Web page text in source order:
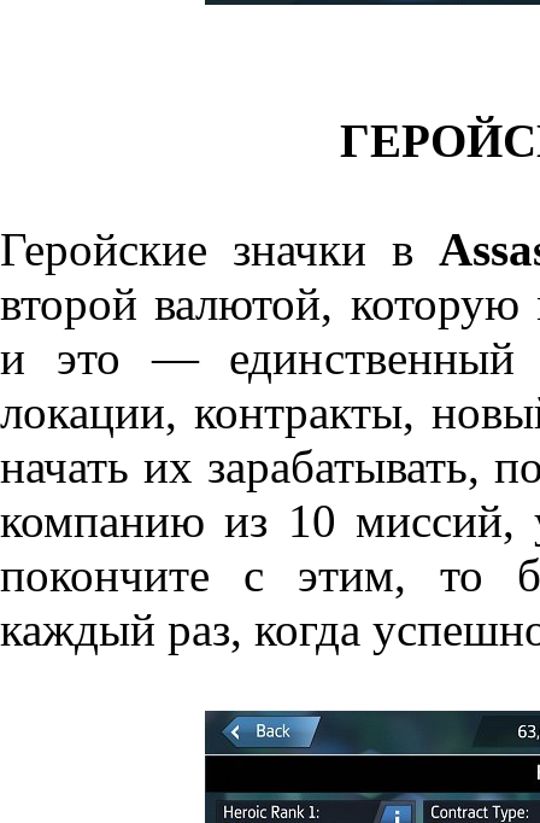
Геройские значки в
второй валютой,
и это — единственный
локации, контракты,
начать их зарабатывать,
компанию из 10 миссий,
покончите с этим, то
каждый раз, когда